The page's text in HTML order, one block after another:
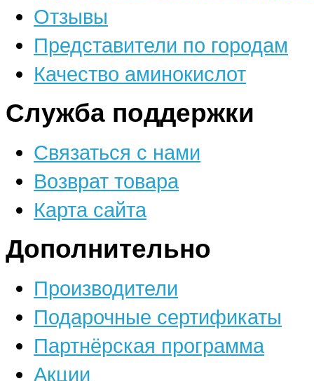
Отзывы
Представители по городам
Качество аминокислот
Служба поддержки
Связаться с нами
Возврат товара
Карта сайта
Дополнительно
Производители
Подарочные сертификаты
Партнёрская программа
Акции